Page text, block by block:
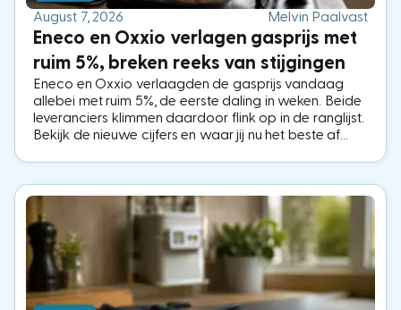
August 7, 2026 Melvin Paalvast
Eneco en Oxxio verlagen gasprijs met
ruim 5%, breken reeks van stijgingen
Eneco en Oxxio verlaagden de gasprijs vandaag
allebei met ruim 5%, de eerste daling in weken. Beide
leveranciers klimmen daardoor flink op in de ranglijst.
Bekijk de nieuwe cijfers en waar jij nu het beste af